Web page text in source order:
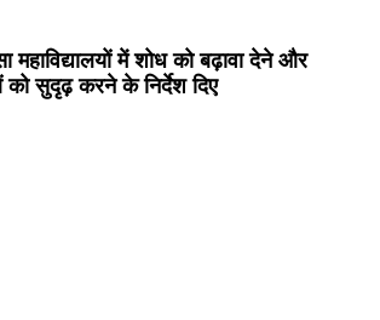
महाविद्यालयों में शोध को बढ़ावा देने और
को सुदृढ़ करने के निर्देश दिए